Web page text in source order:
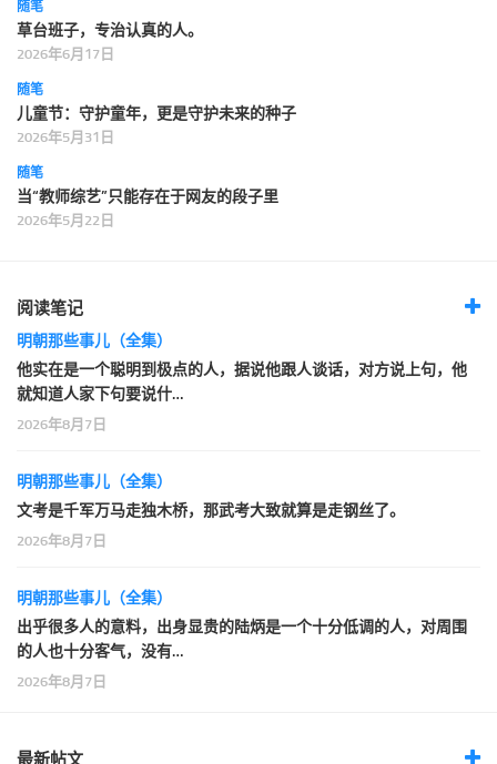
随笔
草台班子，专治认真的人。
2026年6月17日
随笔
儿童节：守护童年，更是守护未来的种子
2026年5月31日
随笔
当“教师综艺”只能存在于网友的段子里
2026年5月22日
阅读笔记
明朝那些事儿（全集）
他实在是一个聪明到极点的人，据说他跟人谈话，对方说上句，他
就知道人家下句要说什…
2026年8月7日
明朝那些事儿（全集）
文考是千军万马走独木桥，那武考大致就算是走钢丝了。
2026年8月7日
明朝那些事儿（全集）
出乎很多人的意料，出身显贵的陆炳是一个十分低调的人，对周围
的人也十分客气，没有…
2026年8月7日
最新帖文